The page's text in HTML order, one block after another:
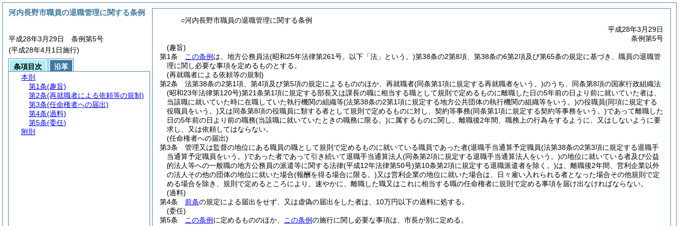
○河内長野市職員の退職管理に関する条例
平成28年3月29日
条例第5号
(趣旨)
第1条
この条例 は、地方公務員法(昭和25年法律第261号。以下「法」という。)第38条の2第8項、第38条の6第2項及び第65条の規定に基づき、職員の退職管
理に関し必要な事項を定めるものとする。
(再就職者による依頼等の規制)
第2条
法第38条の2第1項、第4項及び第5項の規定によるもののほか、再就職者(同条第1項に規定する再就職者をいう。)のうち、同条第8項の国家行政組織法
(昭和23年法律第120号)第21条第1項に規定する部長又は課長の職に相当する職として規則で定めるものに離職した日の5年前の日より前に就いていた者は、
当該職に就いていた時に在職していた執行機関の組織等(法第38条の2第1項に規定する地方公共団体の執行機関の組織等をいう。)の役職員(同項に規定する
役職員をいう。)又は同条第8項の役職員に類する者として規則で定めるものに対し、契約等事務(同条第1項に規定する契約等事務をいう。)であって離職した
日の5年前の日より前の職務(当該職に就いていたときの職務に限る。)に属するものに関し、離職後2年間、職務上の行為をするように、又はしないように要
求し、又は依頼してはならない。
(任命権者への届出)
第3条
管理又は監督の地位にある職員の職として規則で定めるものに就いている職員であった者(退職手当通算予定職員(法第38条の2第3項に規定する退職手
当通算予定職員をいう。)であった者であって引き続いて退職手当通算法人(同条第2項に規定する退職手当通算法人をいう。)の地位に就いている者及び公益
的法人等への一般職の地方公務員の派遣等に関する法律(平成12年法律第50号)第10条第2項に規定する退職派遣者を除く。)は、離職後2年間、営利企業以外
の法人その他の団体の地位に就いた場合(報酬を得る場合に限る。)又は営利企業の地位に就いた場合は、日々雇い入れられる者となった場合その他規則で定
める場合を除き、規則で定めるところにより、速やかに、離職した職又はこれに相当する職の任命権者に規則で定める事項を届け出なければならない。
(過料)
第4条
前条の規定による届出をせず、又は虚偽の届出をした者は、10万円以下の過料に処する。
(委任)
第5条
この条例 に定めるもののほか、 この条例の施行に関し必要な事項は、市長が別に定める。
河内長野市職員の退職管理に関する条例
平成28年3月29日 条例第5号
(平成28年4月1日施行)
条項目次
沿革
本則
第1条(趣旨)
第2条(再就職者による依頼等の規制)
第3条(任命権者への届出)
第4条(過料)
第5条(委任)
附則